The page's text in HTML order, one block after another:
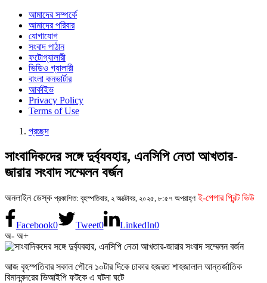
আমাদের সম্পর্কে
আমাদের পরিবার
যোগাযোগ
সংবাদ পাঠান
ফটোগ্যালারী
ভিডিও গ্যালারী
বাংলা কনভার্টার
আর্কাইভ
Privacy Policy
Terms of Use
প্রচ্ছদ
সাংবাদিকদের সঙ্গে দুর্ব্যবহার, এনসিপি নেতা আখতার-
জারার সংবাদ সম্মেলন বর্জন
অনলাইন ডেস্ক প্রকাশিত: বৃহস্পতিবার, ২ অক্টোবর, ২০২৫, ৮:৫৭ অপরাহ্ণ ই-পেপার প্রিন্ট ভিউ
Facebook0 Tweet0 LinkedIn0
অ- অ+
আজ বৃহস্পতিবার সকাল পৌনে ১০টার দিকে ঢাকার হজরত শাহজালাল আন্তর্জাতিক
বিমানবন্দরের ভিআইপি ফটকে এ ঘটনা ঘটে